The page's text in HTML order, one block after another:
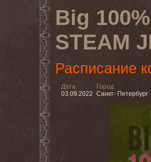
Big
STEAM
Расписание
Дата
03.09.2022
Город
Санкт- Петербург